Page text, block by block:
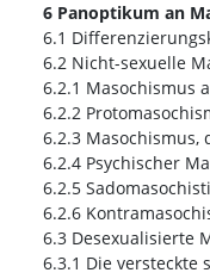
6 Panoptikum an
6.1
6.2 Nicht-sexuelle
6.2.1 Masochismus
6.2.2
6.2.3
6.2.4 Psychischer
6.2.5
6.2.6
6.3 Desexualisierte
6.3.1 Die versteckte